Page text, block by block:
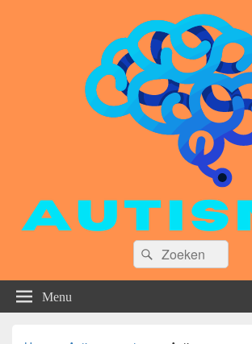
Zoeken
naar:
Zoeken
Menu